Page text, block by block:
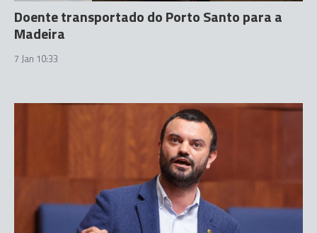
Doente transportado do Porto Santo para a
Madeira
7 Jan 10:33